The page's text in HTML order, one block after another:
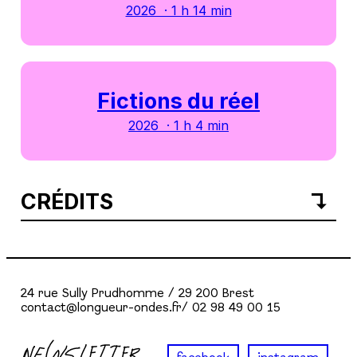
2026 · 1 h 14 min
Fictions du réel
2026 · 1 h 4 min
CRÉDITS
24 rue Sully Prudhomme / 29 200 Brest
contact@longueur-ondes.fr/ 02 98 49 00 15